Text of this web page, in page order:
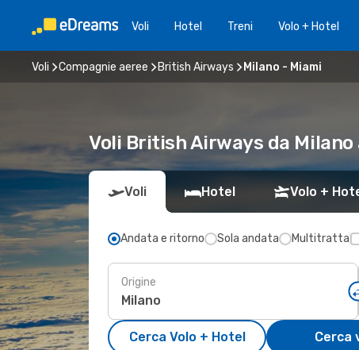
Voli Hotel Treni Volo + Hotel
Voli Compagnie aeree British Airways Milano - Miami
Voli British Airways da Milano
Voli Hotel Volo +
Andata e ritorno Sola andata Multitratta
Origine
Cerca Volo + Hotel Cerca